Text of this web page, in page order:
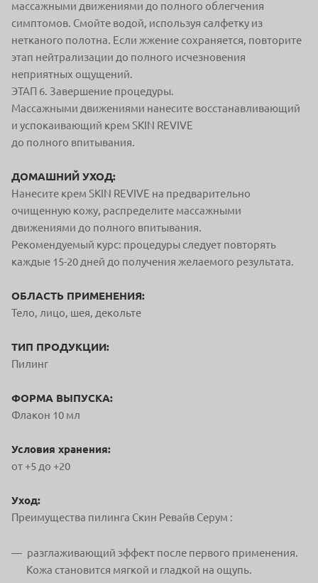
массажными движениями до полного облегчения
симптомов. Смойте водой, используя салфетку из
нетканого полотна. Если жжение сохраняется, повторите
этап нейтрализации до полного исчезновения
неприятных ощущений.
ЭТАП 6. Завершение процедуры.
Массажными движениями нанесите восстанавливающий
и успокаивающий крем SKIN REVIVE
до полного впитывания.
ДОМАШНИЙ УХОД:
Нанесите крем SKIN REVIVE на предварительно
очищенную кожу, распределите массажными
движениями до полного впитывания.
Рекомендуемый курс: процедуры следует повторять
каждые 15-20 дней до получения желаемого результата.
ОБЛАСТЬ ПРИМЕНЕНИЯ:
Тело, лицо, шея, декольте
ТИП ПРОДУКЦИИ:
Пилинг
ФОРМА ВЫПУСКА:
Флакон 10 мл
Условия хранения:
от +5 до +20
Уход:
Преимущества пилинга Скин Ревайв Серум :
разглаживающий эффект после первого применения.
Кожа становится мягкой и гладкой на ощупь.